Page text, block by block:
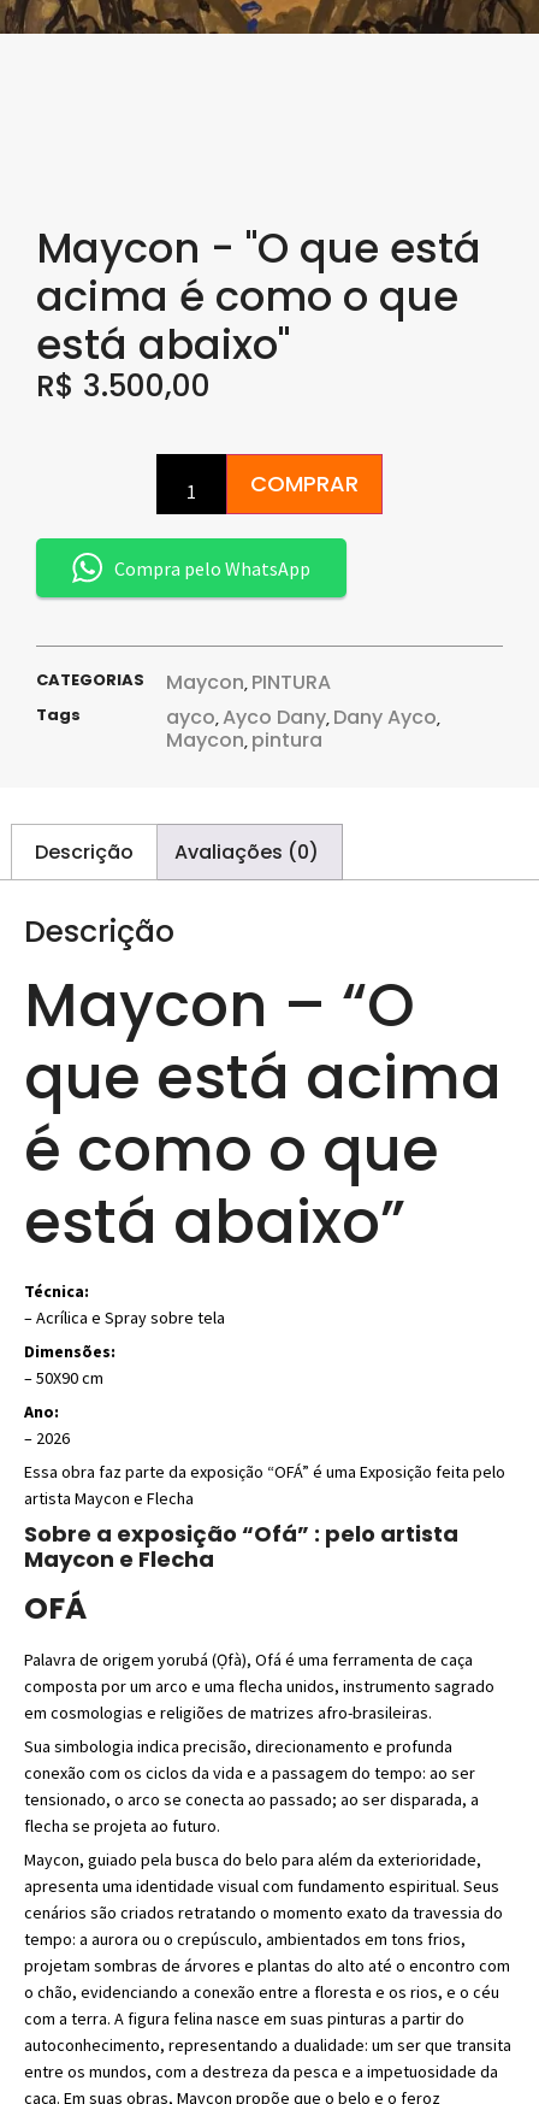
Maycon - "O que está
acima é como o que
está abaixo"
R$ 3.500,00
COMPRAR
Compra pelo WhatsApp
CATEGORIAS Maycon, PINTURA
Tags ayco,Ayco Dany, Dany Ayco,
Maycon, pintura
Descrição Avaliações (0)
Descrição
Maycon – “O
que está acima
é como o que
está abaixo”
Técnica:
–Acrílica e Spray sobre tela
Dimensões:
– 50X90 cm
Ano:
– 2026
Essa obra faz parte da exposição “OFÁ” é uma Exposição feita pelo
artista Maycon e Flecha
Sobre a exposição “Ofá” : pelo artista
Maycon e Flecha
OFÁ
Palavra de origem yorubá (Ọfà), Ofá é uma ferramenta de caça
composta por um arco e uma flecha unidos, instrumento sagrado
em cosmologias e religiões de matrizes afro-brasileiras.
Sua simbologia indica precisão, direcionamento e profunda
conexão com os ciclos da vida e a passagem do tempo: ao ser
tensionado, o arco se conecta ao passado; ao ser disparada, a
flecha se projeta ao futuro.
Maycon, guiado pela busca do belo para além da exterioridade,
apresenta uma identidade visual com fundamento espiritual. Seus
cenários são criados retratando o momento exato da travessia do
tempo: a aurora ou o crepúsculo, ambientados em tons frios,
projetam sombras de árvores e plantas do alto até o encontro com
o chão, evidenciando a conexão entre a floresta e os rios, e o céu
com a terra. A figura felina nasce em suas pinturas a partir do
autoconhecimento, representando a dualidade: um ser que transita
entre os mundos, com a destreza da pesca e a impetuosidade da
caça. Em suas obras, Maycon propõe que o belo e o feroz